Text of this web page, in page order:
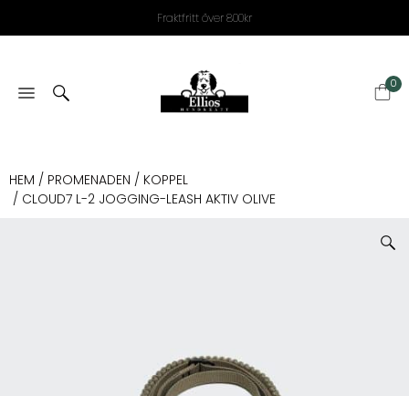
Fraktfritt över 800kr
0
HEM / PROMENADEN / KOPPEL
/ CLOUD7 L-2 JOGGING-LEASH AKTIV OLIVE